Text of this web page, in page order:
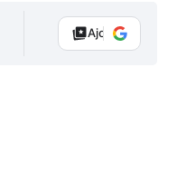
Ajouter Vélo